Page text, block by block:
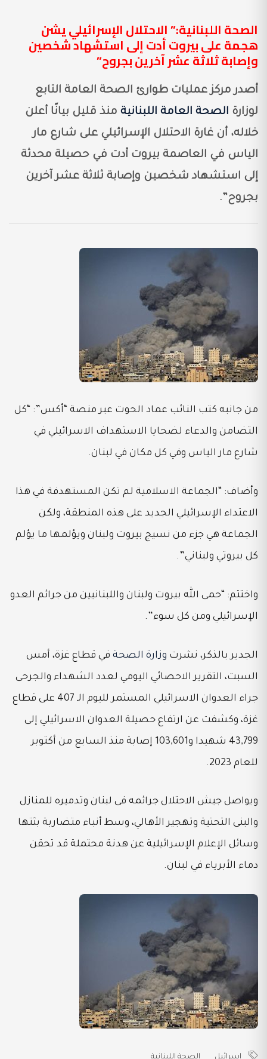
الصحة اللبنانية:” الاحتلال الإسرائيلي يشن
هجمة على بيروت أدت إلى استشهاد شخصين
وإصابة ثلاثة عشر آخرين بجروح”
أصدر مركز عمليات طوارئ الصحة العامة التابع
لوزارة الصحة العامة اللبنانية منذ قليل بيانًا أعلن
خلاله، أن غارة الاحتلال الإسرائيلي على شارع مار
الياس في العاصمة بيروت أدت في حصيلة محدثة
إلى استشهاد شخصين وإصابة ثلاثة عشر آخرين
بجروح”.
من جانبه كتب النائب عماد الحوت عبر منصة “أكس”: “كل
التضامن والدعاء لضحايا الاستهداف الاسرائيلي في
شارع مار الياس وفي كل مكان في لبنان.
وأضاف: “الجماعة الاسلامية لم تكن المستهدفة في هذا
الاعتداء الإسرائيلي الجديد على هذه المنطقة، ولكن
الجماعة هي جزء من نسيج بيروت ولبنان ويؤلمها ما يؤلم
كل بيروتي ولبناني”.
واختتم: “حمى الله بيروت ولبنان واللبنانيين من جرائم العدو
الإسرائيلي ومن كل سوء”.
الجدير بالذكر، نشرت وزارة الصحة في قطاع غزة، أمس
السبت، التقرير الاحصائي اليومي لعدد الشهداء والجرحى
جراء العدوان الاسرائيلي المستمر لليوم الـ 407 على قطاع
غزة، وكشفت عن ارتفاع حصيلة العدوان الاسرائيلي إلى
43,799 شهيدا و103,601 إصابة منذ السابع من أكتوبر
للعام 2023.
ويواصل جيش الاحتلال جرائمه فى لبنان وتدميره للمنازل
والبنى التحتية وتهجير الأهالي، وسط أنباء متضاربة بثتها
وسائل الإعلام الإسرائيلية عن هدنة محتملة قد تحقن
دماء الأبرياء في لبنان.
اسرائيل الصحة اللبنانية